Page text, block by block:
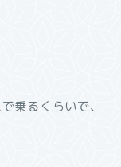
乗るくらいで、